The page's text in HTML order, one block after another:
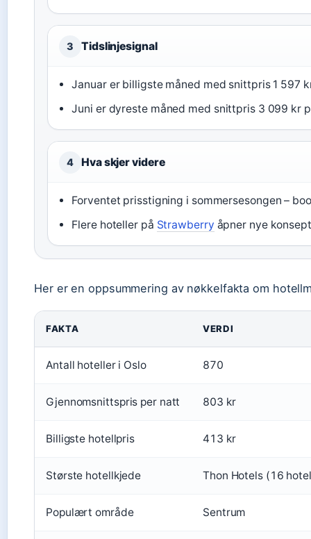
3 Tidslinjesignal
Januar er billigste måned med snittpris 1 597
Juni er dyreste måned med snittpris 3 099 kr
4 Hva skjer videre
Forventet prisstigning i sommersesongen –
Flere hoteller på Strawberry åpner nye
Her er en oppsummering av nøkkelfakta om
FAKTA VERDI
Antall hoteller i Oslo 870
Gjennomsnittspris per natt 803 kr
Billigste hotellpris 413 kr
Største hotellkjede Thon Hotels (16
Populært område Sentrum